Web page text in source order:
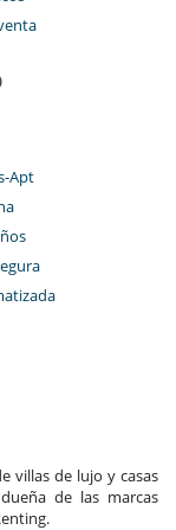
Apt
villas de lujo y casas
de las marcas